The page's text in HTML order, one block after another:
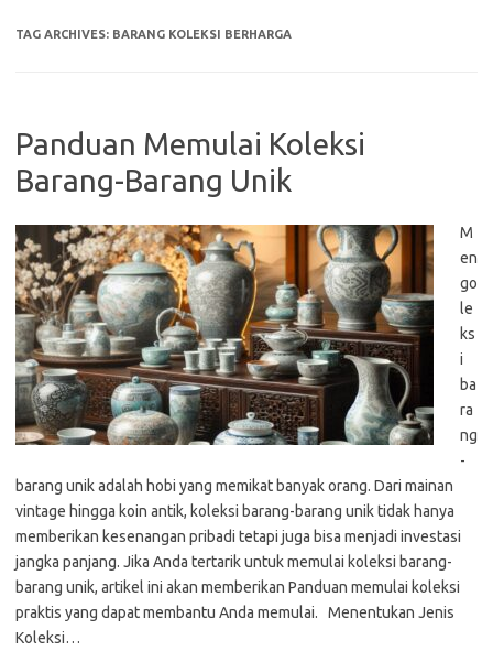
TAG ARCHIVES: BARANG KOLEKSI BERHARGA
Panduan Memulai Koleksi
Barang-Barang Unik
M
en
go
le
ks
i
ba
ra
ng
-
barang unik adalah hobi yang memikat banyak orang. Dari mainan
vintage hingga koin antik, koleksi barang-barang unik tidak hanya
memberikan kesenangan pribadi tetapi juga bisa menjadi investasi
jangka panjang. Jika Anda tertarik untuk memulai koleksi barang-
barang unik, artikel ini akan memberikan Panduan memulai koleksi
praktis yang dapat membantu Anda memulai. Menentukan Jenis
Koleksi…